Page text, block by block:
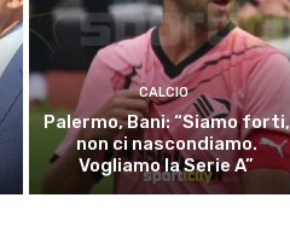
CALCIO
Palermo, Bani: “Siamo forti,
non ci nascondiamo.
Vogliamo la Serie A”